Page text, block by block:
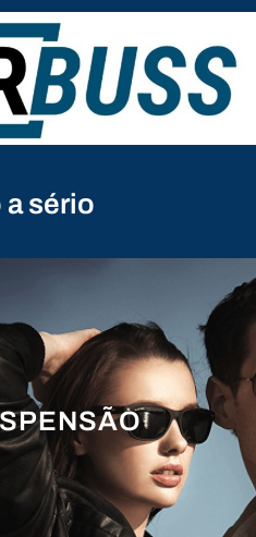
a sério